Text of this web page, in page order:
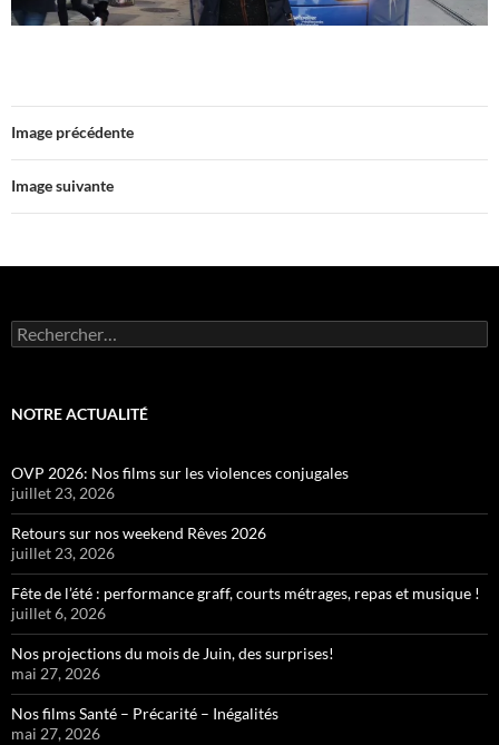
Image précédente
Image suivante
Rechercher :
NOTRE ACTUALITÉ
OVP 2026: Nos films sur les violences conjugales
juillet 23, 2026
Retours sur nos weekend Rêves 2026
juillet 23, 2026
Fête de l’été : performance graff, courts métrages, repas et musique !
juillet 6, 2026
Nos projections du mois de Juin, des surprises!
mai 27, 2026
Nos films Santé – Précarité – Inégalités
mai 27, 2026